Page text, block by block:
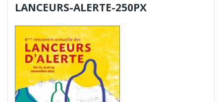
LANCEURS-ALERTE-250PX